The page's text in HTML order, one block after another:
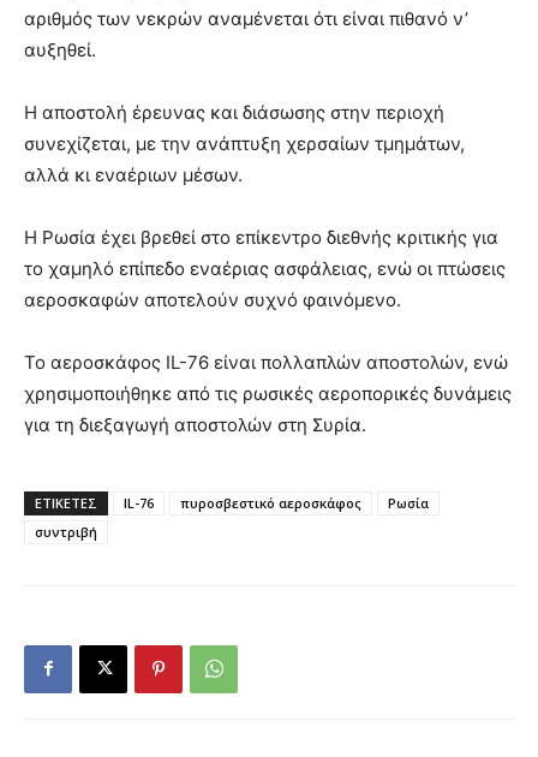
αριθμός των νεκρών αναμένεται ότι είναι πιθανό ν’
αυξηθεί.
Η αποστολή έρευνας και διάσωσης στην περιοχή
συνεχίζεται, με την ανάπτυξη χερσαίων τμημάτων,
αλλά κι εναέριων μέσων.
Η Ρωσία έχει βρεθεί στο επίκεντρο διεθνής κριτικής για
το χαμηλό επίπεδο εναέριας ασφάλειας, ενώ οι πτώσεις
αεροσκαφών αποτελούν συχνό φαινόμενο.
Το αεροσκάφος IL-76 είναι πολλαπλών αποστολών, ενώ
χρησιμοποιήθηκε από τις ρωσικές αεροπορικές δυνάμεις
για τη διεξαγωγή αποστολών στη Συρία.
ΕΤΙΚΕΤΕΣ IL-76 πυροσβεστικό αεροσκάφος
Ρωσία
συντριβή